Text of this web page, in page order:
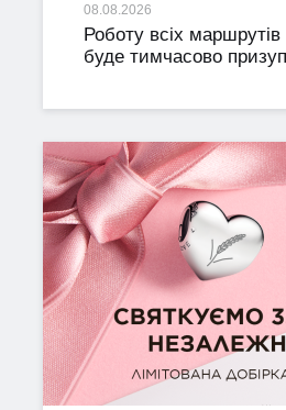
08.08.2026
Роботу всіх
буде тимчасово